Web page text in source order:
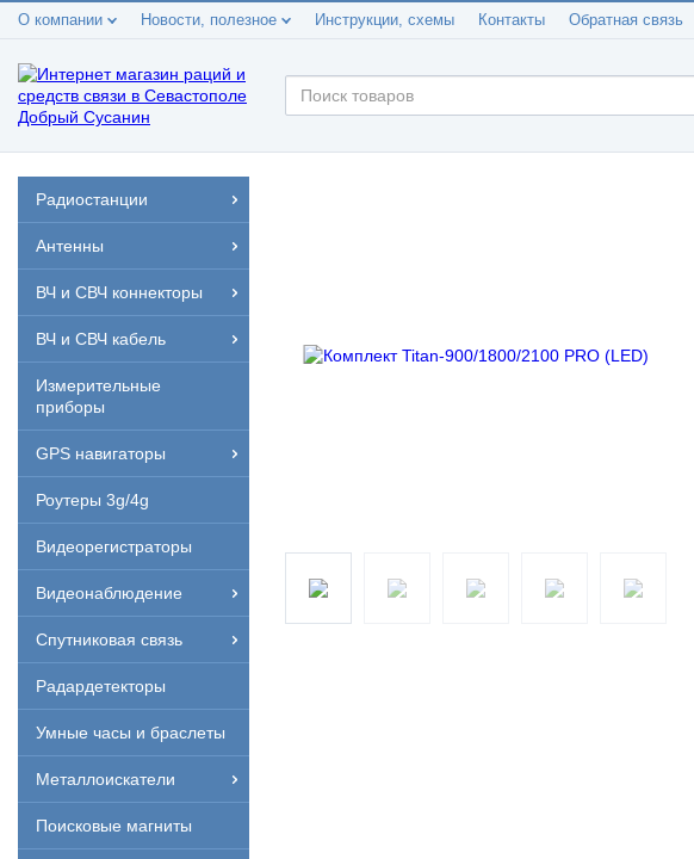
О компании Новости, полезное Инструкции, схемы Контакты Обратная связь
Радиостанции
Антенны
ВЧ и СВЧ коннекторы
ВЧ и СВЧ кабель
Измерительные
приборы
GPS навигаторы
Роутеры 3g/4g
Видеорегистраторы
Видеонаблюдение
Спутниковая связь
Радардетекторы
Умные часы и браслеты
Металлоискатели
Поисковые магниты